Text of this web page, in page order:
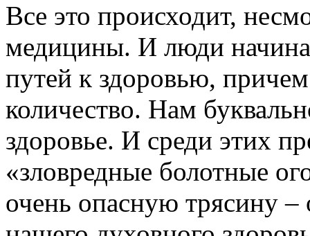
Все это происходит,
медицины. И люди
путей к здоровью,
количество. Нам
здоровье. И среди этих
«зловредные болотные
очень опасную трясину